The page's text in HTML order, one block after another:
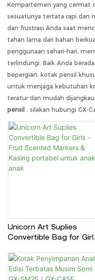
Kompartemen yang cermat
sesuatunya tertata rapi dan
dan frustrasi Anda saat
tahan lama dari bahan
penggunaan sehari-hari,
terlindungi. Baik Anda
bepergian, kotak pensil
untuk menjaga kebutuhan
teratur dan mudah
pensil , silakan hubungi GX-
Unicorn Art Suplies
Convertible Bag for
Kasing portabel untuk
anak -anak